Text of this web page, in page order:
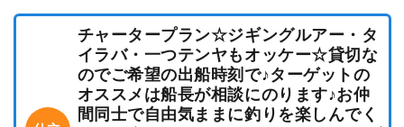
チャータープラン☆ジギングルアー・タ
イラバ・一つテンヤもオッケー☆貸切な
のでご希望の出船時刻で♪ターゲットの
オススメは船長が相談にのります♪お仲
間同士で自由気ままに釣りを楽しんでく